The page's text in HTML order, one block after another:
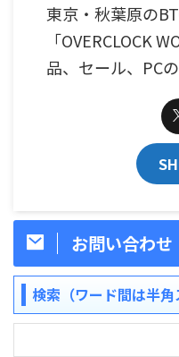
東京・秋葉原の
「OVERCLOCK
品、セール、PC
お問い合わせ
検索（ワード間は半角